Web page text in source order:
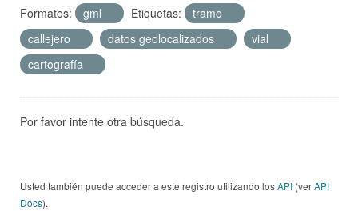
Formatos: gml Etiquetas:
tramo
callejero
datos geolocalizados
vial
cartografía
Por favor intente otra búsqueda.
Usted también puede acceder a este registro utilizando losAPI (verAPI
Docs).